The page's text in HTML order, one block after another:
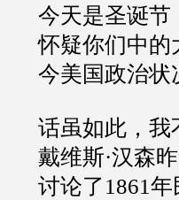
今天是圣诞节
怀疑你们中的
今美国政治状
话虽如此，我
戴维斯·汉森
讨论了1861